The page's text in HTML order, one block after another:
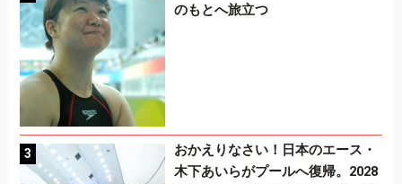
のもとへ旅立つ
おかえりなさい！日本のエース・
木下あいらがプールへ復帰。2028